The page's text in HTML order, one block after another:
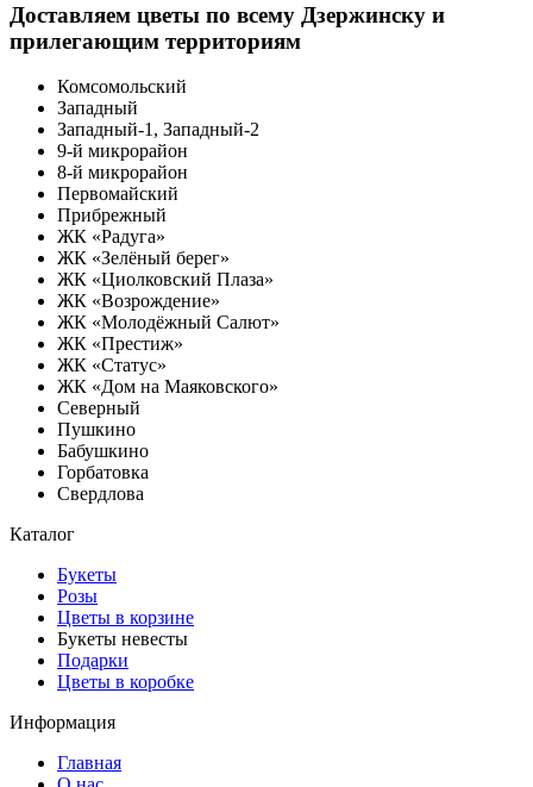
Доставляем цветы по всему Дзержинску и
прилегающим территориям
Комсомольский
Западный
Западный-1, Западный-2
9-й микрорайон
8-й микрорайон
Первомайский
Прибрежный
ЖК «Радуга»
ЖК «Зелёный берег»
ЖК «Циолковский Плаза»
ЖК «Возрождение»
ЖК «Молодёжный Салют»
ЖК «Престиж»
ЖК «Статус»
ЖК «Дом на Маяковского»
Северный
Пушкино
Бабушкино
Горбатовка
Свердлова
Каталог
Букеты
Розы
Цветы в корзине
Букеты невесты
Подарки
Цветы в коробке
Информация
Главная